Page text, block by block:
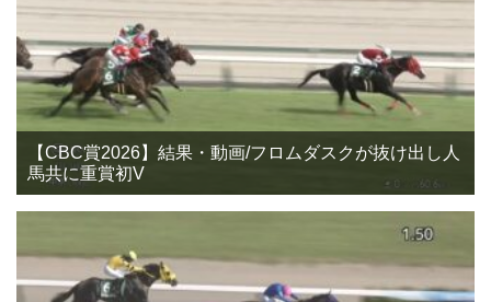
【CBC賞2026】結果・動画/フロムダスクが抜け出し人
馬共に重賞初V